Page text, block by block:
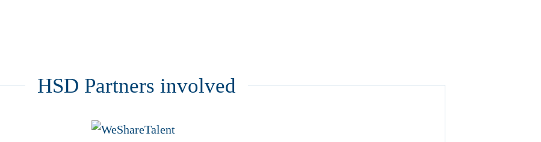
HSD Partners involved